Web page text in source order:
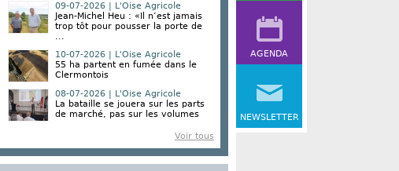
AGENDA
NEWSLETTER
09-07-2026 | L'Oise Agricole
Jean-Michel Heu : «Il n’est jamais
trop tôt pour pousser la porte de
...
10-07-2026 | L'Oise Agricole
55 ha partent en fumée dans le
Clermontois
08-07-2026 | L'Oise Agricole
La bataille se jouera sur les parts
de marché, pas sur les volumes
Voir tous